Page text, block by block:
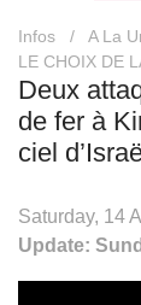
Infos / A La
LE CHOIX DE
Deux
de fer à
ciel
Saturday, 14
Update: